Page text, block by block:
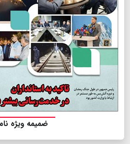
ضمیمه ویژه